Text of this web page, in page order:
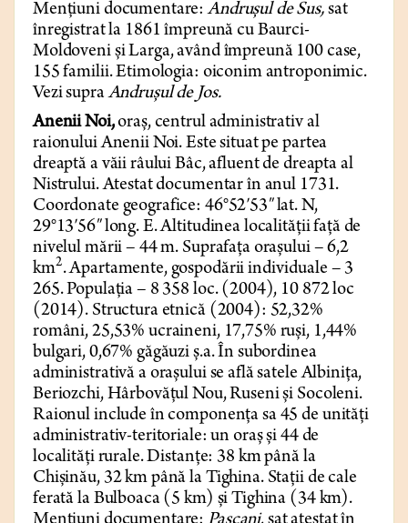
Mențiuni documentare:Andrușul de Sus,sat
înregistrat la 1861 împreună cu Baurci-
Moldoveni și Larga, având împreună 100 case,
155 familii. Etimologia: oiconim antroponimic.
Vezi supraAndrușul de Jos.
Anenii Noi,oraș, centrul administrativ al
raionului Anenii Noi. Este situat pe partea
dreaptă a văii râului Bâc, afluent de dreapta al
Nistrului. Atestat documentar în anul 1731.
Coordonate geografice: 46°52′53″ lat. N,
29°13′56″ long. E. Altitudinea localității față de
nivelul mării – 44 m. Suprafața orașului – 6,2
km2. Apartamente, gospodării individuale – 3
265. Populația – 8 358 loc. (2004), 10 872 loc
(2014). Structura etnică (2004): 52,32%
români, 25,53% ucraineni, 17,75% ruși, 1,44%
bulgari, 0,67% găgăuzi ș.a. În subordinea
administrativă a orașului se află satele Albinița,
Beriozchi, Hârbovățul Nou, Ruseni și Socoleni.
Raionul include în componența sa 45 de unități
administrativ-teritoriale: un oraș și 44 de
localități rurale. Distanțe: 38 km până la
Chișinău, 32 km până la Tighina. Stații de cale
ferată la Bulboaca (5 km) și Tighina (34 km).